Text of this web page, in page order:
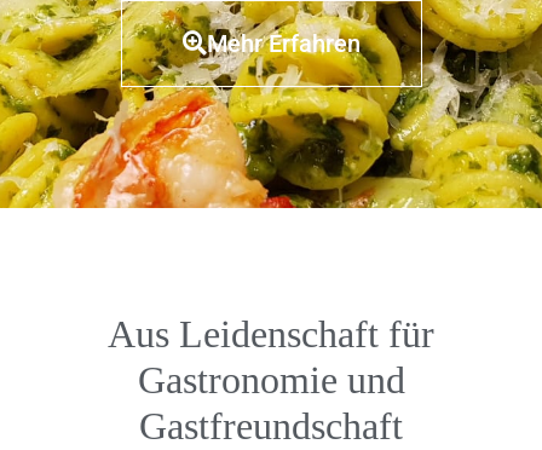
Mehr Erfahren
Aus Leidenschaft für
Gastronomie und
Gastfreundschaft